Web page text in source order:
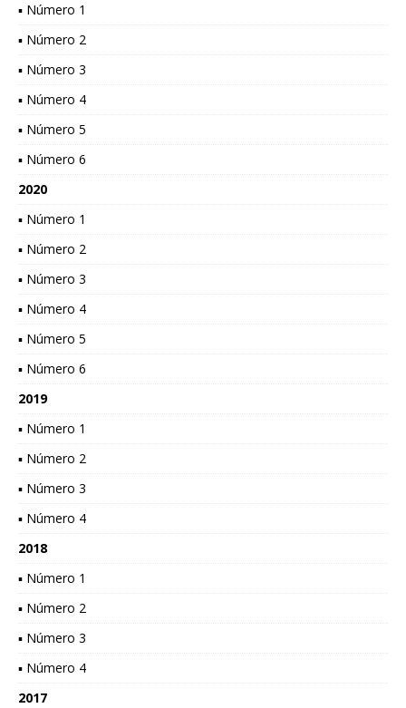
▪ Número 1
▪ Número 2
▪ Número 3
▪ Número 4
▪ Número 5
▪ Número 6
2020
▪ Número 1
▪ Número 2
▪ Número 3
▪ Número 4
▪ Número 5
▪ Número 6
2019
▪ Número 1
▪ Número 2
▪ Número 3
▪ Número 4
2018
▪ Número 1
▪ Número 2
▪ Número 3
▪ Número 4
2017